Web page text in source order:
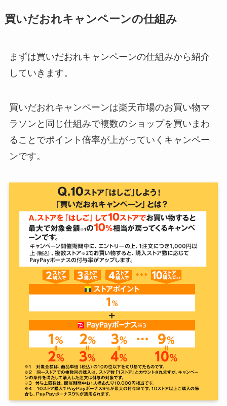
買いだおれキャンペーンの仕組み
まずは買いだおれキャンペーンの仕組みから紹介
していきます。
買いだおれキャンペーンは楽天市場のお買い物マ
ラソンと同じ仕組みで複数のショップを買いまわ
ることでポイント倍率が上がっていくキャンペー
ンです。